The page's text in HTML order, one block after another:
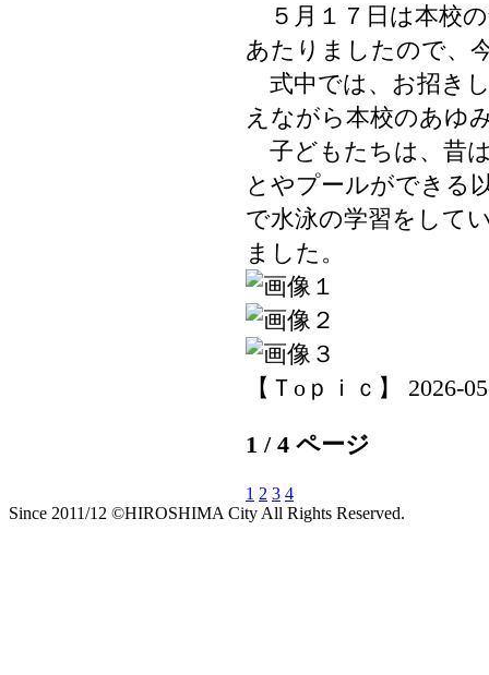
５月１７日は本校
あたりましたので、
式中では、お招き
えながら本校のあゆ
子どもたちは、昔
とやプールができる
で水泳の学習をして
ました。
【Ｔoｐｉｃ】 2026-
1 / 4 ページ
1 2 3 4
Since 2011/12 ©HIROSHIMA City All Rights Reserved.